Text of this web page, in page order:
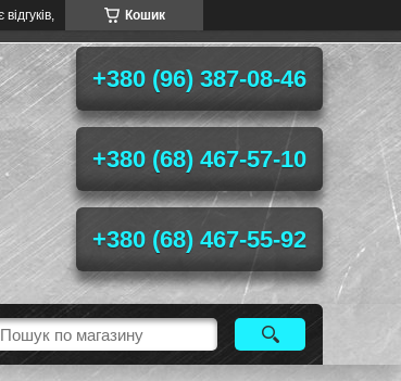
Кошик
+380 (96) 387-08-46
+380 (68) 467-57-10
+380 (68) 467-55-92